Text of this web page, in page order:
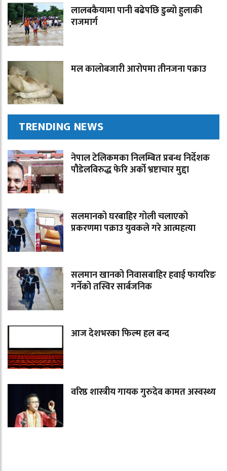
लालबकैयामा पानी बढेपछि डुब्यो हुलाकी
राजमार्ग
मल कालोबजारी आरोपमा तीनजना पक्राउ
TRENDING NEWS
नेपाल टेलिकमका निलम्बित प्रबन्ध निर्देशक
पौडेलविरुद्ध फेरि अर्को भ्रष्टाचार मुद्दा
सलमानको घरबाहिर गोली चलाएको
प्रकरणमा पक्राउ युवकले गरे आत्महत्या
सलमान खानको निवासबाहिर हवाई फायरिङ
गर्नेको तस्विर सार्बजनिक
आज देशभरका फिल्म हल बन्द
वरिष्ठ शास्त्रीय गायक गुरुदेव कामत अस्वस्थ्य